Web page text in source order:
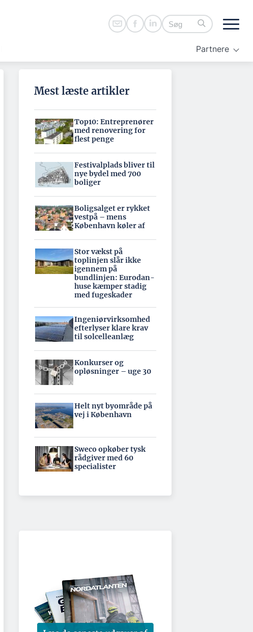
Partnere
Mest læste artikler
Top10: Entreprenører
med renovering for
flest penge
Festivalplads bliver til
nye bydel med 700
boliger
Boligsalget er rykket
vestpå – mens
København køler af
Stor vækst på
toplinjen slår ikke
igennem på
bundlinjen: Eurodan-
huse kæmper stadig
med fugeskader
Ingeniørvirksomhed
efterlyser klare krav
til solcelleanlæg
Konkurser og
opløsninger – uge 30
Helt nyt byområde på
vej i København
Sweco opkøber tysk
rådgiver med 60
specialister